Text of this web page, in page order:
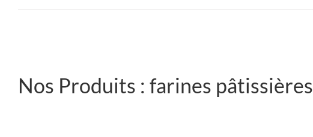
Nos Produits : farines pâtissières